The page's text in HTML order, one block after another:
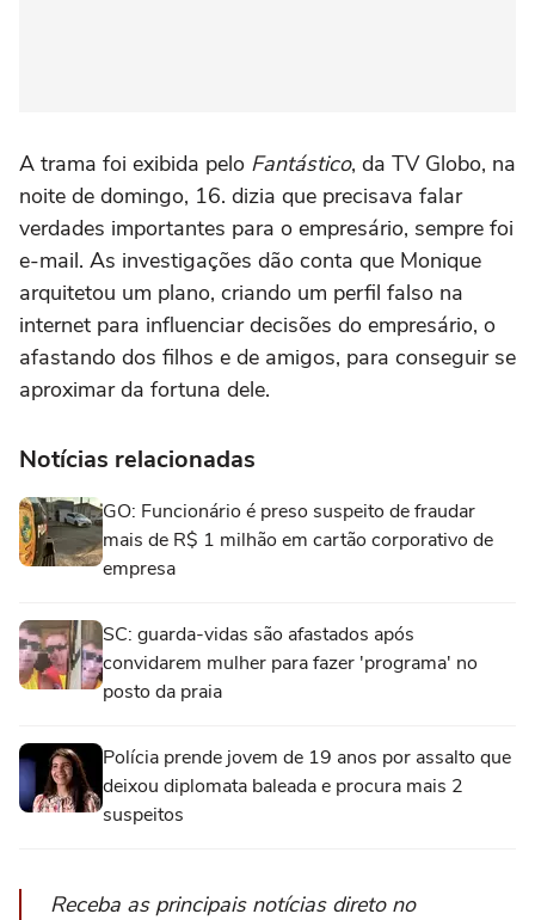
A trama foi exibida pelo Fantástico, da TV Globo, na
noite de domingo, 16. dizia que precisava falar
verdades importantes para o empresário, sempre foi
e-mail. As investigações dão conta que Monique
arquitetou um plano, criando um perfil falso na
internet para influenciar decisões do empresário, o
afastando dos filhos e de amigos, para conseguir se
aproximar da fortuna dele.
Notícias relacionadas
GO: Funcionário é preso suspeito de fraudar
mais de R$ 1 milhão em cartão corporativo de
empresa
SC: guarda-vidas são afastados após
convidarem mulher para fazer 'programa' no
posto da praia
Polícia prende jovem de 19 anos por assalto que
deixou diplomata baleada e procura mais 2
suspeitos
Receba as principais notícias direto no